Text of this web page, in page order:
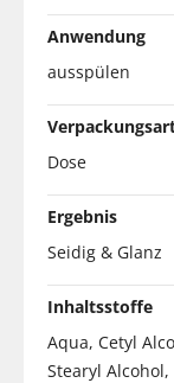
Anwendung
ausspülen
Dose
Ergebnis
Seidig & Glanz
Inhaltsstoffe
Aqua, Cetyl
Stearyl